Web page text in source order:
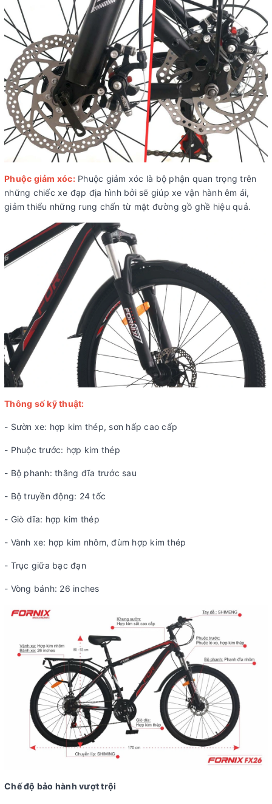
Phuộc giảm xóc:Phuộc giảm xóc là bộ phận quan trọng trên
những chiếc xe đạp địa hình bởi sẽ giúp xe vận hành êm ái,
giảm thiểu những rung chấn từ mặt đường gồ ghề hiệu quả.
Thông số kỹ thuật:
- Sườn xe: hợp kim thép, sơn hấp cao cấp
- Phuộc trước: hợp kim thép
- Bộ phanh: thắng đĩa trước sau
- Bộ truyền động: 24 tốc
- Giò dĩa: hợp kim thép
- Vành xe: hợp kim nhôm, đùm hợp kim thép
- Trục giữa bạc đạn
- Vòng bánh: 26 inches
Chế độ bảo hành vượt trội